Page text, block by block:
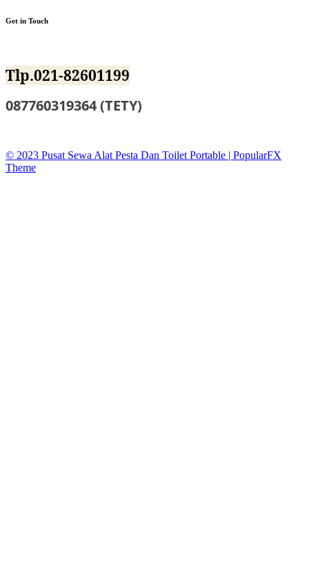
Get in Touch
Tlp.021-82601199
087760319364 (TETY)
© 2023 Pusat Sewa Alat Pesta Dan Toilet Portable | PopularFX
Theme